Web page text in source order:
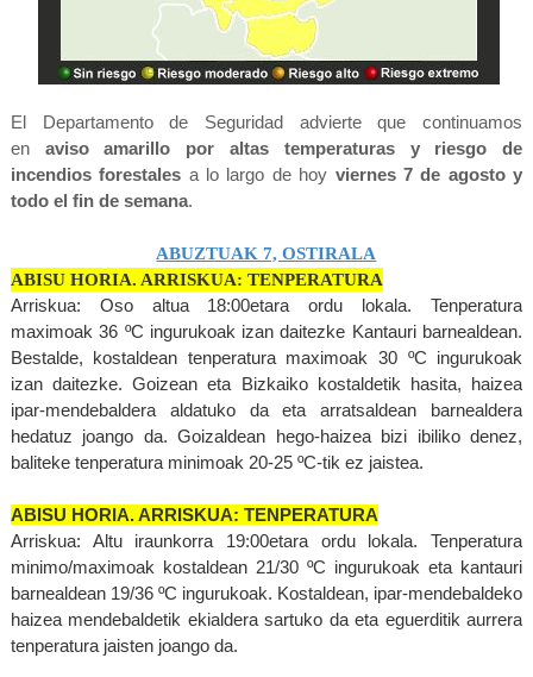
El Departamento de Seguridad advierte que continuamos
en aviso amarillo por altas temperaturas y riesgo de
incendios forestales a lo largo de hoy viernes 7 de agosto y
todo el fin de semana.
ABUZTUAK 7, OSTIRALA
ABISU HORIA. ARRISKUA: TENPERATURA
Arriskua: Oso altua 18:00etara ordu lokala. Tenperatura
maximoak 36 ºC ingurukoak izan daitezke Kantauri barnealdean.
Bestalde, kostaldean tenperatura maximoak 30 ºC ingurukoak
izan daitezke. Goizean eta Bizkaiko kostaldetik hasita, haizea
ipar-mendebaldera aldatuko da eta arratsaldean barnealdera
hedatuz joango da. Goizaldean hego-haizea bizi ibiliko denez,
baliteke tenperatura minimoak 20-25 ºC-tik ez jaistea.
ABISU HORIA. ARRISKUA: TENPERATURA
Arriskua: Altu iraunkorra 19:00etara ordu lokala. Tenperatura
minimo/maximoak kostaldean 21/30 ºC ingurukoak eta kantauri
barnealdean 19/36 ºC ingurukoak. Kostaldean, ipar-mendebaldeko
haizea mendebaldetik ekialdera sartuko da eta eguerditik aurrera
tenperatura jaisten joango da.